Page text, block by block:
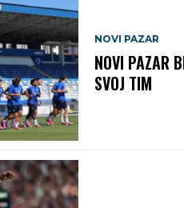
NOVI PAZAR
NOVI PAZAR
SVOJ TIM